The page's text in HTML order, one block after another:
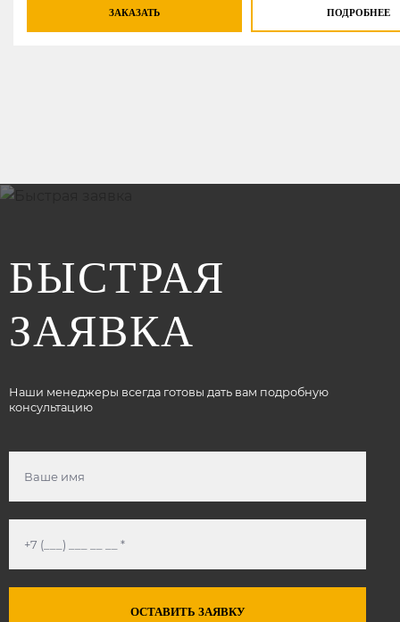
ЗАКАЗАТЬ ПОДРОБНЕЕ
БЫСТРАЯ
ЗАЯВКА
Наши менеджеры всегда готовы дать вам подробную
консультацию
ОСТАВИТЬ ЗАЯВКУ